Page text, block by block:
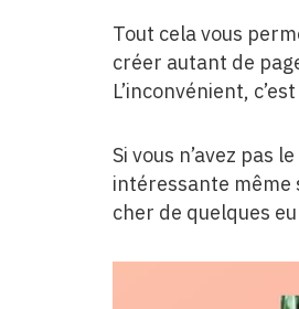
Tout cela vous
créer autant de
L’inconvénient,
Si vous n’avez pas
intéressante même
cher de quelques